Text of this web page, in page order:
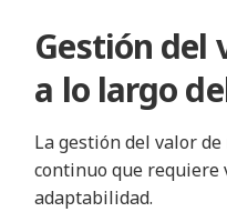
Gestión del
a lo largo
La gestión del valor
continuo que requiere
adaptabilidad.